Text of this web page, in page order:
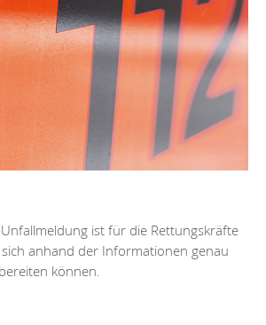
ist für die Rettungskräfte
anhand der Informationen genau
können.